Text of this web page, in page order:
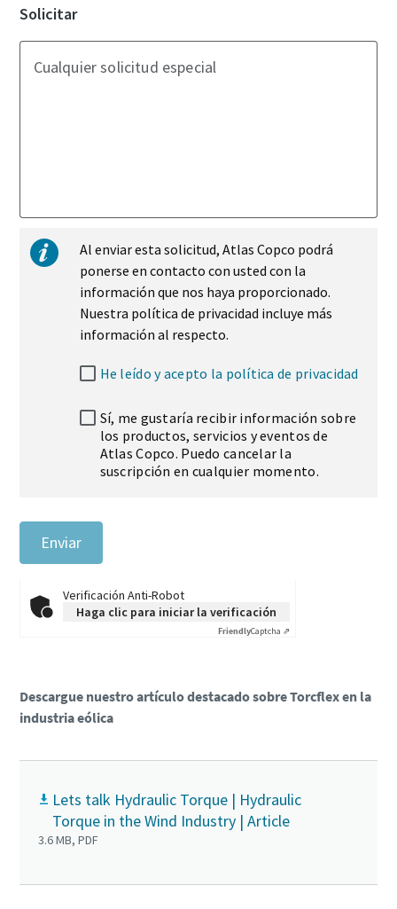
Solicitar
Cualquier solicitud especial
Al enviar esta solicitud, Atlas Copco podrá
ponerse en contacto con usted con la
información que nos haya proporcionado.
Nuestra política de privacidad incluye más
información al respecto.
He leído y acepto la política de privacidad
Sí, me gustaría recibir información sobre
los productos, servicios y eventos de
Atlas Copco. Puedo cancelar la
suscripción en cualquier momento.
Enviar
Verificación Anti-Robot
Haga clic para iniciar la verificación
FriendlyCaptcha ⇗
Descargue nuestro artículo destacado sobre Torcflex en la
industria eólica
Lets talk Hydraulic Torque | Hydraulic
Torque in the Wind Industry | Article
3.6 MB, PDF